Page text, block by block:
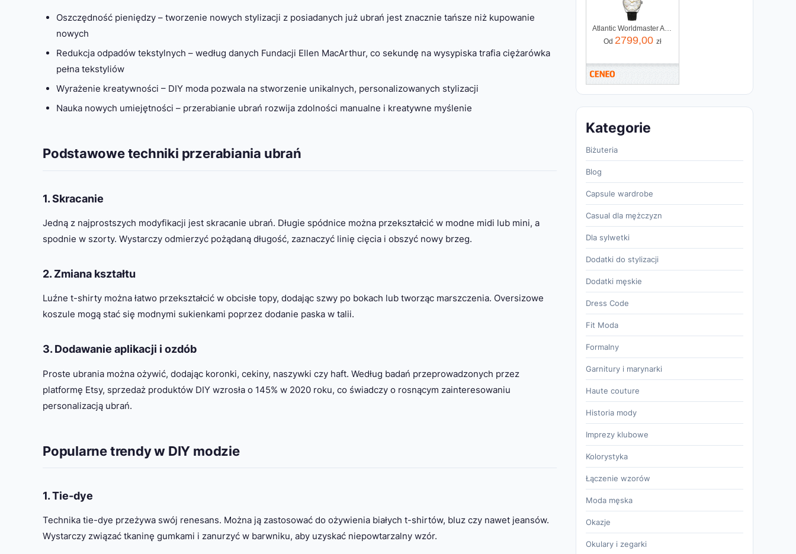
Oszczędność pieniędzy – tworzenie nowych stylizacji z posiadanych już ubrań jest znacznie tańsze niż kupowanie
nowych
Redukcja odpadów tekstylnych – według danych Fundacji Ellen MacArthur, co sekundę na wysypiska trafia ciężarówka
pełna tekstyliów
Wyrażenie kreatywności – DIY moda pozwala na stworzenie unikalnych, personalizowanych stylizacji
Nauka nowych umiejętności – przerabianie ubrań rozwija zdolności manualne i kreatywne myślenie
Podstawowe techniki przerabiania ubrań
1. Skracanie
Jedną z najprostszych modyfikacji jest skracanie ubrań. Długie spódnice można przekształcić w modne midi lub mini, a
spodnie w szorty. Wystarczy odmierzyć pożądaną długość, zaznaczyć linię cięcia i obszyć nowy brzeg.
2. Zmiana kształtu
Luźne t-shirty można łatwo przekształcić w obcisłe topy, dodając szwy po bokach lub tworząc marszczenia. Oversizowe
koszule mogą stać się modnymi sukienkami poprzez dodanie paska w talii.
3. Dodawanie aplikacji i ozdób
Proste ubrania można ożywić, dodając koronki, cekiny, naszywki czy haft. Według badań przeprowadzonych przez
platformę Etsy, sprzedaż produktów DIY wzrosła o 145% w 2020 roku, co świadczy o rosnącym zainteresowaniu
personalizacją ubrań.
Popularne trendy w DIY modzie
1. Tie-dye
Technika tie-dye przeżywa swój renesans. Można ją zastosować do ożywienia białych t-shirtów, bluz czy nawet jeansów.
Wystarczy związać tkaninę gumkami i zanurzyć w barwniku, aby uzyskać niepowtarzalny wzór.
Atlantic Worldmaster Art Deco Automatic 51752.41.25G
Od 2799,00 zł
Kategorie
Biżuteria
Blog
Capsule wardrobe
Casual dla mężczyzn
Dla sylwetki
Dodatki do stylizacji
Dodatki męskie
Dress Code
Fit Moda
Formalny
Garnitury i marynarki
Haute couture
Historia mody
Imprezy klubowe
Kolorystyka
Łączenie wzorów
Moda męska
Okazje
Okulary i zegarki